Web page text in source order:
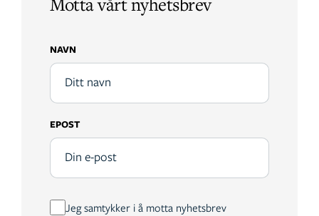
Motta vårt nyhetsbrev
NAVN
EPOST
Jeg samtykker i å motta nyhetsbrev